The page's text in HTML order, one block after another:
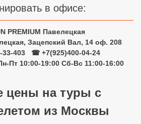
в офисе:
PREMIUM Павелецкая
Зацепский Вал, 14 оф. 208
403
☎ +7(925)400-04-24
Пт 10:00-19:00 Сб-Вс 11:00-16:00
цены на туры с
из Москвы